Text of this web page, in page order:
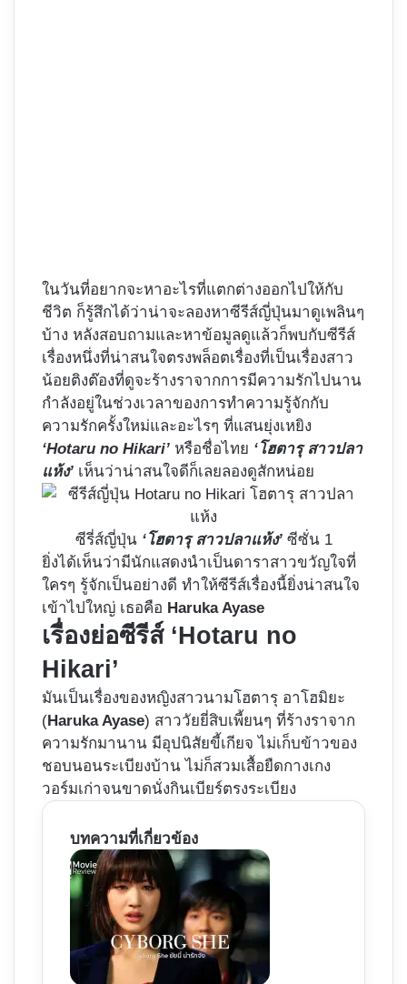
ในวันที่อยากจะหาอะไรที่แตกต่างออกไปให้กับ
ชีวิต ก็รู้สึกได้ว่าน่าจะลองหาซีรีส์ญี่ปุ่นมาดูเพลินๆ
บ้าง หลังสอบถามและหาข้อมูลดูแล้วก็พบกับซีรีส์
เรื่องหนึ่งที่น่าสนใจตรงพล็อตเรื่องที่เป็นเรื่องสาว
น้อยติงต๊องที่ดูจะร้างราจากการมีความรักไปนาน
กำลังอยู่ในช่วงเวลาของการทำความรู้จักกับ
ความรักครั้งใหม่และอะไรๆ ที่แสนยุ่งเหยิง
‘Hotaru no Hikari’ หรือชื่อไทย ‘โฮตารุ สาวปลา
แห้ง’ เห็นว่าน่าสนใจดีก็เลยลองดูสักหน่อย
ซีรี่ส์ญี่ปุ่น ‘โฮตารุ สาวปลาแห้ง’ซีซั่น 1
ยิ่งได้เห็นว่ามีนักแสดงนำเป็นดาราสาวขวัญใจที่
ใครๆ รู้จักเป็นอย่างดี ทำให้ซีรีส์เรื่องนี้ยิ่งน่าสนใจ
เข้าไปใหญ่ เธอคือ Haruka Ayase
เรื่องย่อซีรีส์ ‘Hotaru no
Hikari’
มันเป็นเรื่องของหญิงสาวนามโฮตารุ อาโฮมิยะ
(Haruka Ayase) สาววัยยี่สิบเพี้ยนๆ ที่ร้างราจาก
ความรักมานาน มีอุปนิสัยขี้เกียจ ไม่เก็บข้าวของ
ชอบนอนระเบียงบ้าน ไม่ก็สวมเสื้อยืดกางเกง
วอร์มเก่าจนขาดนั่งกินเบียร์ตรงระเบียง
บทความที่เกี่ยวข้อง